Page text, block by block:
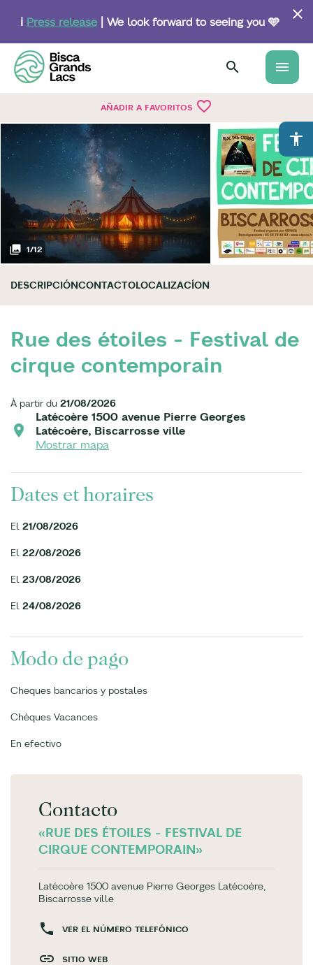
content
ℹ️ Press release| We look forward to seeing you 🩵
menu
AÑADIR A FAVORITOS favorite_border
accessibility
1/12
DESCRIPCIÓNCONTACTOLOCALIZACÍON
Rue des étoiles - Festival de
cirque contemporain
À partir du 21/08/2026
Latécoère 1500 avenue Pierre Georges
Latécoère, Biscarrosse ville
Mostrar mapa
Dates et horaires
El 21/08/2026
El 22/08/2026
El 23/08/2026
El 24/08/2026
Modo de pago
Cheques bancarios y postales
Chèques Vacances
En efectivo
Contacto
«RUE DES ÉTOILES - FESTIVAL DE
CIRQUE CONTEMPORAIN»
Latécoère 1500 avenue Pierre Georges Latécoère,
Biscarrosse ville
VER EL NÚMERO TELEFÓNICO
SITIO WEB